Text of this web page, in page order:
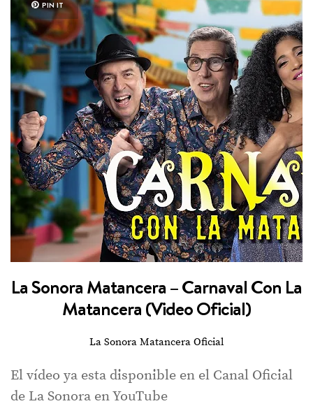
PIN IT
La Sonora Matancera – Carnaval Con La
Matancera (Video Oficial)
La Sonora Matancera Oficial
El vídeo ya esta disponible en el Canal Oficial
de La Sonora en YouTube